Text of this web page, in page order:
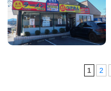
1 2